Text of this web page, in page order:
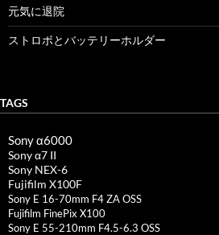
元気に退院
ストロボとバッテリーホルダー
TAGS
Sony α6000
Sony α7 II
Sony NEX-6
Fujifilm X100F
Sony E 16-70mm F4 ZA OSS
Fujifilm FinePix X100
Sony E 55-210mm F4.5-6.3 OSS